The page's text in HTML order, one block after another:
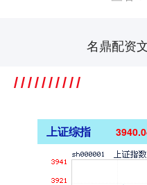
名鼎配资
上证综指